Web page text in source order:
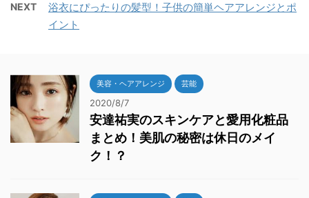
NEXT
浴衣にぴったりの髪型！子供の簡単ヘアアレンジとポ
イント
美容・ヘアアレンジ 芸能
2020/8/7
安達祐実のスキンケアと愛用化粧品
まとめ！美肌の秘密は休日のメイ
ク！？